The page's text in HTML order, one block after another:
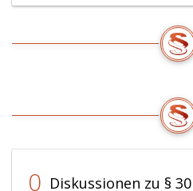
0 Diskussionen zu §